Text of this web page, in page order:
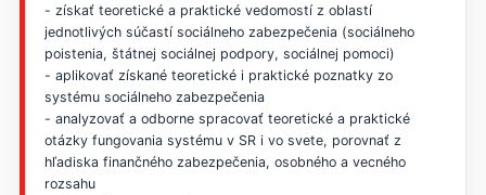
- získať teoretické a praktické vedomostí z oblastí
jednotlivých súčastí sociálneho zabezpečenia (sociálneho
poistenia, štátnej sociálnej podpory, sociálnej pomoci)
- aplikovať získané teoretické i praktické poznatky zo
systému sociálneho zabezpečenia
- analyzovať a odborne spracovať teoretické a praktické
otázky fungovania systému v SR i vo svete, porovnať z
hľadiska finančného zabezpečenia, osobného a vecného
rozsahu